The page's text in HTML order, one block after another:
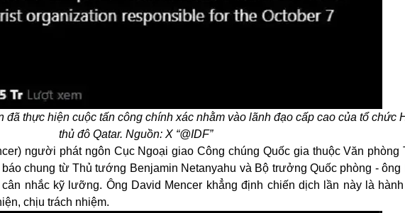
thực hiện cuộc tấn công chính xác nhằm vào lãnh đạo cấp cao của tổ chức
thủ đô Qatar. Nguồn: X “@IDF”
người phát ngôn Cục Ngoại giao Công chúng Quốc gia thuộc Văn phòng
chung từ Thủ tướng Benjamin Netanyahu và Bộ trưởng Quốc phòng - ông
nhắc kỹ lưỡng. Ông David Mencer khẳng định chiến dịch lần này là
chịu trách nhiệm.